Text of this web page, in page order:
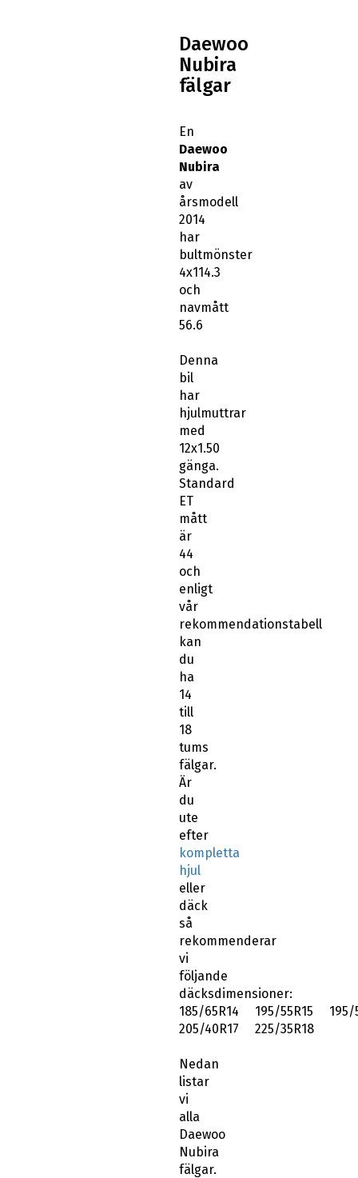
Daewoo
Nubira
fälgar
En
Daewoo
Nubira
av
årsmodell
2014
har
bultmönster
4x114.3
och
navmått
56.6
Denna
bil
har
hjulmuttrar
med
12x1.50
gänga.
Standard
ET
mått
är
44
och
enligt
vår
rekommendationstabell
kan
du
ha
14
till
18
tums
fälgar.
Är
du
ute
efter
kompletta
hjul
eller
däck
så
rekommenderar
vi
följande
däcksdimensioner:
185/65R14 195/55R15 195/
205/40R17 225/35R18
Nedan
listar
vi
alla
Daewoo
Nubira
fälgar.